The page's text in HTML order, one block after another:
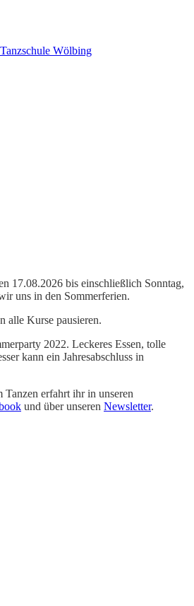
Wölbing
17.08.2026 bis einschließlich Sonntag,
uns in den Sommerferien.
alle Kurse pausieren.
2022. Leckeres Essen, tolle
kann ein Jahresabschluss in
Tanzen erfahrt ihr in unseren
und über unseren Newsletter.